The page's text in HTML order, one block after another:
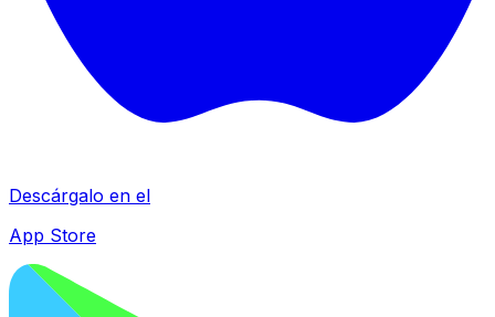
Descárgalo en el
App Store